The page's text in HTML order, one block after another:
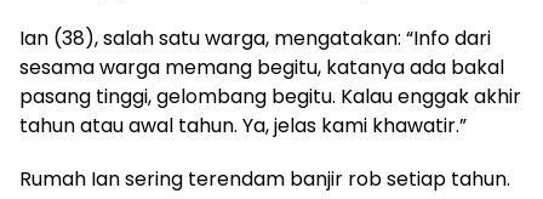
Ian (38), salah satu warga, mengatakan: “Info dari
sesama warga memang begitu, katanya ada bakal
pasang tinggi, gelombang begitu. Kalau enggak akhir
tahun atau awal tahun. Ya, jelas kami khawatir.”
Rumah Ian sering terendam banjir rob setiap tahun.